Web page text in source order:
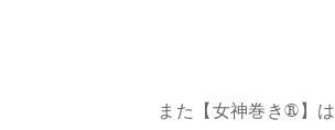
また【女神巻き®】は